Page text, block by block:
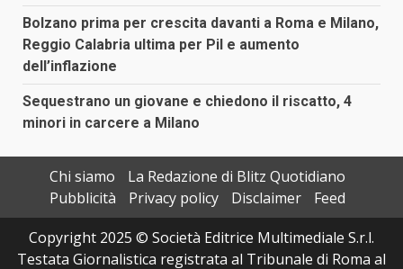
Bolzano prima per crescita davanti a Roma e Milano,
Reggio Calabria ultima per Pil e aumento
dell’inflazione
Sequestrano un giovane e chiedono il riscatto, 4
minori in carcere a Milano
Chi siamo
La Redazione di Blitz Quotidiano
Pubblicità
Privacy policy Disclaimer
Feed
Copyright 2025 © Società Editrice Multimediale S.r.l.
Testata Giornalistica registrata al Tribunale di Roma al